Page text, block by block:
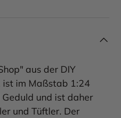
aus der DIY
ist im Maßstab 1:24
und ist daher
und Tüftler. Der